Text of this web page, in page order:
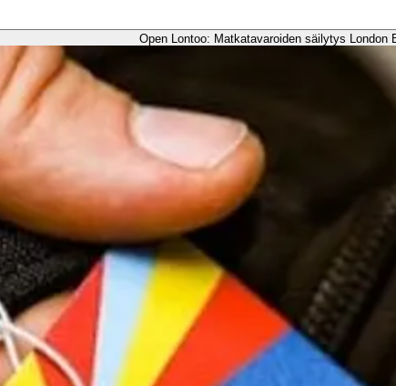
Open Lontoo: Matkatavaroiden säilytys London